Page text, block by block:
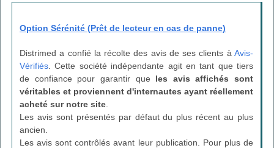
Option Sérénité (Prêt de lecteur en cas de panne)
Distrimed a confié la récolte des avis de ses clients à Avis-
Vérifiés . Cette société indépendante agit en tant que tiers
de confiance pour garantir que les avis affichés sont
véritables et proviennent d'internautes ayant réellement
acheté sur notre site
Les avis sont présentés par défaut du plus récent au plus
ancien.
Les avis sont contrôlés avant leur publication. Pour plus de